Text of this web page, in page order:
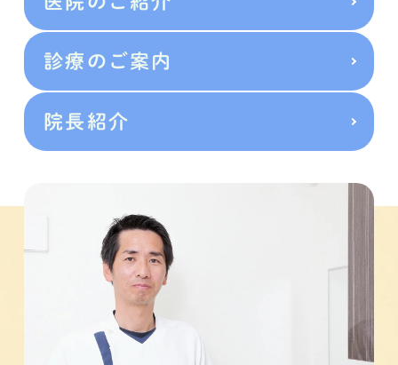
診療のご案内
院長紹介